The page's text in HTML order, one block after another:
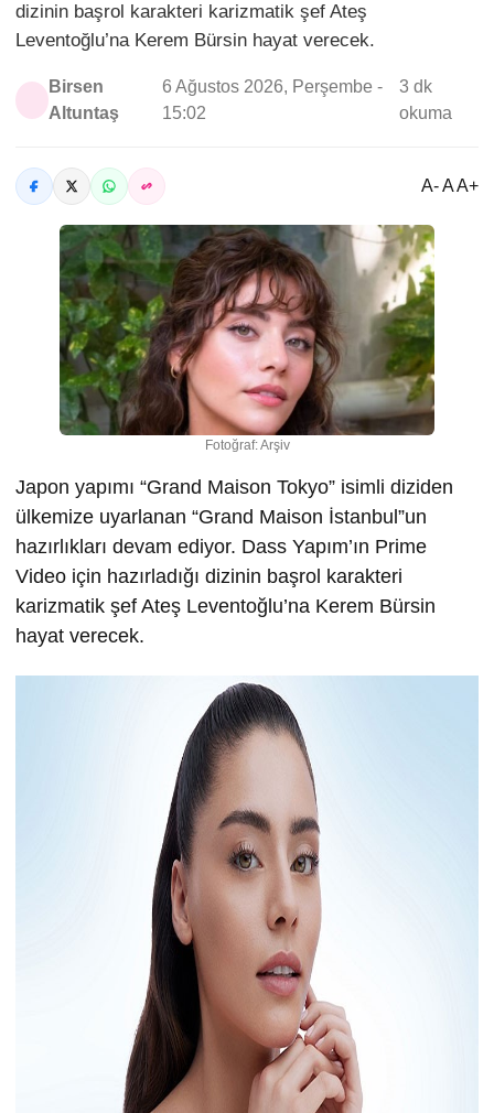
dizinin başrol karakteri karizmatik şef Ateş
Leventoğlu’na Kerem Bürsin hayat verecek.
Birsen
Altuntaş
6 Ağustos 2026, Perşembe -
15:02
3 dk
okuma
A- A A+
Fotoğraf: Arşiv
Japon yapımı “Grand Maison Tokyo” isimli diziden
ülkemize uyarlanan “Grand Maison İstanbul”un
hazırlıkları devam ediyor. Dass Yapım’ın Prime
Video için hazırladığı dizinin başrol karakteri
karizmatik şef Ateş Leventoğlu’na Kerem Bürsin
hayat verecek.